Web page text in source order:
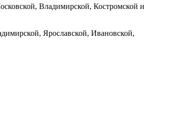
Владимирской, Костромской и
Ярославской, Ивановской,